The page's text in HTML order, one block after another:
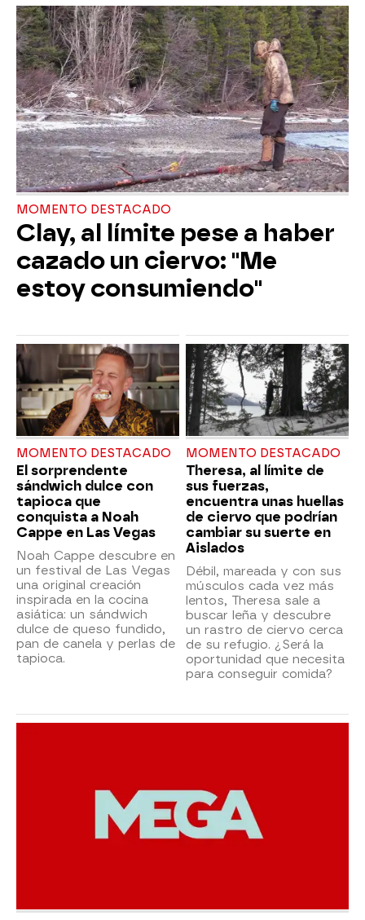
MOMENTO DESTACADO
Clay, al límite pese a haber
cazado un ciervo: "Me
estoy consumiendo"
MOMENTO DESTACADO
El sorprendente
sándwich dulce con
tapioca que
conquista a Noah
Cappe en Las Vegas
Noah Cappe descubre en
un festival de Las Vegas
una original creación
inspirada en la cocina
asiática: un sándwich
dulce de queso fundido,
pan de canela y perlas de
tapioca.
MOMENTO DESTACADO
Theresa, al límite de
sus fuerzas,
encuentra unas huellas
de ciervo que podrían
cambiar su suerte en
Aislados
Débil, mareada y con sus
músculos cada vez más
lentos, Theresa sale a
buscar leña y descubre
un rastro de ciervo cerca
de su refugio. ¿Será la
oportunidad que necesita
para conseguir comida?